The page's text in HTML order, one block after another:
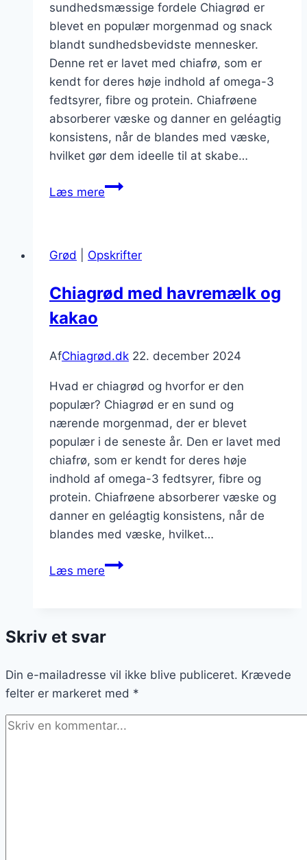
sundhedsmæssige fordele Chiagrød er
blevet en populær morgenmad og snack
blandt sundhedsbevidste mennesker.
Denne ret er lavet med chiafrø, som er
kendt for deres høje indhold af omega-3
fedtsyrer, fibre og protein. Chiafrøene
absorberer væske og danner en geléagtig
konsistens, når de blandes med væske,
hvilket gør dem ideelle til at skabe…
Læs mereChiagrød
og
Grød Opskrifter
Chiagrød med havremælk og
kakao
AfChiagrød.dk 22. december 2024
Hvad er chiagrød og hvorfor er den
populær? Chiagrød er en sund og
nærende morgenmad, der er blevet
populær i de seneste år. Den er lavet med
chiafrø, som er kendt for deres høje
indhold af omega-3 fedtsyrer, fibre og
protein. Chiafrøene absorberer væske og
danner en geléagtig konsistens, når de
blandes med væske, hvilket…
Læs mereChiagrød
kakao
Skriv et svar
Din e-mailadresse vil ikke blive publiceret. Krævede
felter er markeret med *